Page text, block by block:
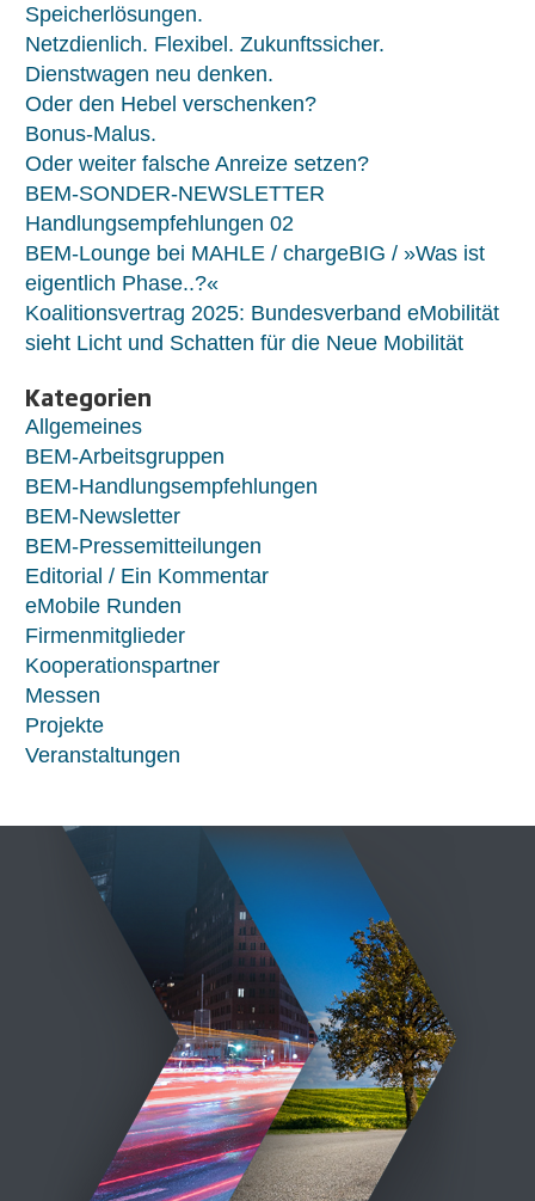
Speicherlösungen.
Netzdienlich. Flexibel. Zukunftssicher.
Dienstwagen neu denken.
Oder den Hebel verschenken?
Bonus-Malus.
Oder weiter falsche Anreize setzen?
BEM-SONDER-NEWSLETTER
Handlungsempfehlungen 02
BEM-Lounge bei MAHLE / chargeBIG / »Was ist
eigentlich Phase..?«
Koalitionsvertrag 2025: Bundesverband eMobilität
sieht Licht und Schatten für die Neue Mobilität
Kategorien
Allgemeines
BEM-Arbeitsgruppen
BEM-Handlungsempfehlungen
BEM-Newsletter
BEM-Pressemitteilungen
Editorial / Ein Kommentar
eMobile Runden
Firmenmitglieder
Kooperationspartner
Messen
Projekte
Veranstaltungen